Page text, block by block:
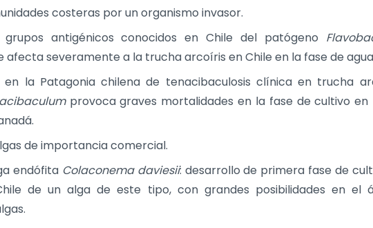
costeras por un organismo invasor.
grupos antigénicos conocidos en Chile del patógeno
afecta severamente a la trucha arcoíris en Chile en la fase de
en la Patagonia chilena de tenacibaculosis clínica en trucha
provoca graves mortalidades en la fase de cultivo en
de importancia comercial.
endófita Colaconema daviesii: desarrollo de primera fase de
de un alga de este tipo, con grandes posibilidades en el